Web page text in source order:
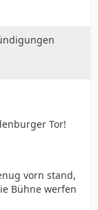
Tor!
vorn stand,
Bühne werfen